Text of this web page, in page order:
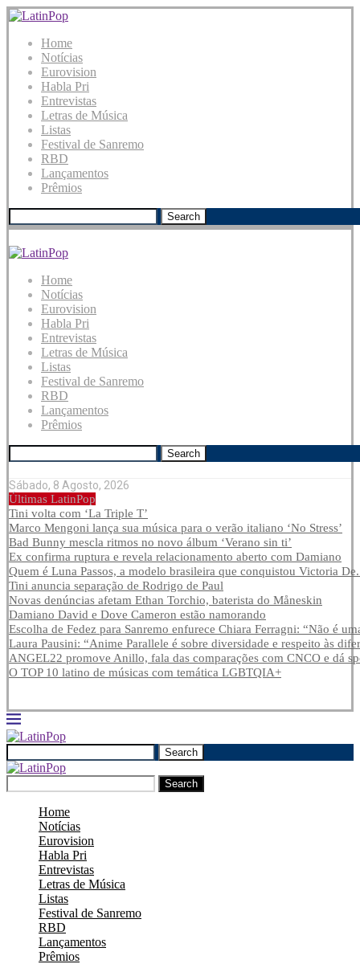
Home
Notícias
Eurovision
Habla Pri
Entrevistas
Letras de Música
Listas
Festival de Sanremo
RBD
Lançamentos
Prêmios
Search
Home
Notícias
Eurovision
Habla Pri
Entrevistas
Letras de Música
Listas
Festival de Sanremo
RBD
Lançamentos
Prêmios
Search
Sábado, 8 Agosto, 2026
Últimas LatinPop
Tini volta com ‘La Triple T’
Marco Mengoni lança sua música para o verão italiano ‘No Stress’
Bad Bunny mescla ritmos no novo álbum ‘Verano sin ti’
Ex confirma ruptura e revela relacionamento aberto com Damiano
Quem é Luna Passos, a modelo brasileira que conquistou Victoria
Tini anuncia separação de Rodrigo de Paul
Novas denúncias afetam Ethan Torchio, baterista do Måneskin
Damiano David e Dove Cameron estão namorando
Escolha de Fedez para Sanremo enfurece Chiara Ferragni: “Não é
Laura Pausini: “Anime Parallele é sobre diversidade e respeito às
ANGEL22 promove Anillo, fala das comparações com CNCO e dá
O TOP 10 latino de músicas com temática LGBTQIA+
Search
Search
Home
Notícias
Eurovision
Habla Pri
Entrevistas
Letras de Música
Listas
Festival de Sanremo
RBD
Lançamentos
Prêmios